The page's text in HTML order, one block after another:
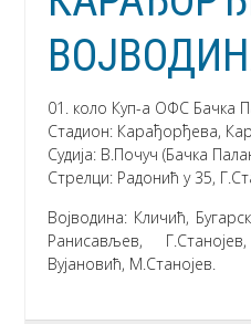
01. коло Куп-а ОФС Бачка
Стадион: Карађорђева,
Судија: В.Почуч (Бачка
Стрелци: Радонић у 35,
Војводина: Кличић,
Ранисављев,
Вујановић, М.Станојев.